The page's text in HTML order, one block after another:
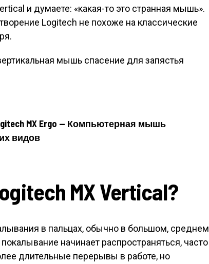
и думаете: «какая-то это странная мышь».
Logitech не похоже на классические
MX Ergo — Компьютерная мышь
видов
MX Vertical?
в пальцах, обычно в большом, среднем
начинает распространяться, часто
длительные перерывы в работе, но